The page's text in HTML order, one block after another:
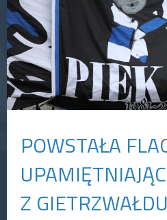
POWSTAŁA
Z GIETRZWAŁDU